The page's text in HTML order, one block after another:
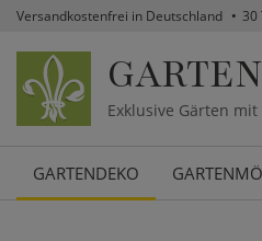
Versandkostenfrei in Deutschland 30
Exklusive Gärten
GARTENDEKO